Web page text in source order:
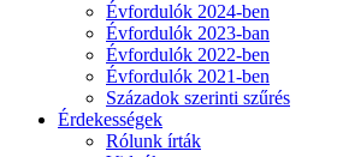
Évfordulók 2024-ben
Évfordulók 2023-ban
Évfordulók 2022-ben
Évfordulók 2021-ben
Századok szerinti szűrés
Érdekességek
Rólunk írták